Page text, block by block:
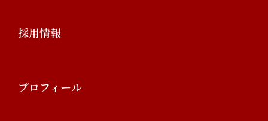
採用情報
プロフィール